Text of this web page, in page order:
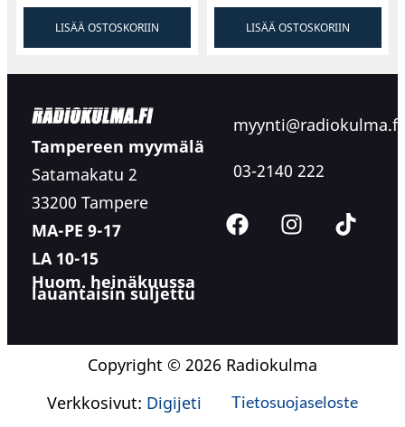
LISÄÄ OSTOSKORIIN LISÄÄ OSTOSKORIIN
Tampereen myymälä
Satamakatu 2
33200 Tampere
MA-PE 9-17
LA 10-15
Huom. heinäkuussa
lauantaisin suljettu
myynti@radiokulma.fi
03-2140 222
Copyright © 2026 Radiokulma
Verkkosivut: Digijeti Tietosuojaseloste